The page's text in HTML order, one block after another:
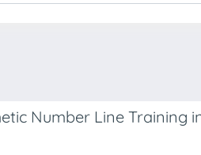
Number Line Training